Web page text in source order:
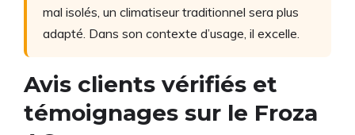
mal isolés, un climatiseur traditionnel sera plus
adapté. Dans son contexte d’usage, il excelle.
Avis clients vérifiés et
témoignages sur le Froza